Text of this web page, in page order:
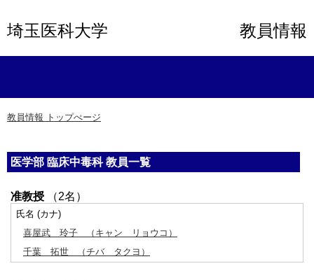
埼玉医科大学 教員情報
教員情報 トップぺージ
医学部 臨床中毒科 教員一覧
准教授 （2名）
氏名 (カナ)
喜屋武 玲子
（キャン リョウコ）
千葉 拓世
（チバ タクヨ）